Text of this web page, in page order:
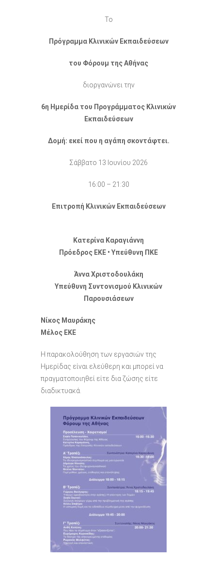
Το
Πρόγραμμα Κλινικών Εκπαιδεύσεων
του Φόρουμ της Αθήνας
διοργανώνει την
6η Ημερίδα του Προγράμματος Κλινικών
Εκπαιδεύσεων
Δομή: εκεί που η αγάπη σκοντάφτει.
Σάββατο 13 Ιουνίου 2026
16:00 – 21:30
Επιτροπή Κλινικών Εκπαιδεύσεων
Κατερίνα Καραγιάννη
Πρόεδρος ΕΚΕ • Υπεύθυνη ΠΚΕ
Άννα Χριστοδουλάκη
Υπεύθυνη Συντονισμού Κλινικών
Παρουσιάσεων
Νίκος Μαυράκης
Μέλος ΕΚΕ
Η παρακολούθηση των εργασιών της
Ημερίδας είναι ελεύθερη και μπορεί να
πραγματοποιηθεί είτε δια ζώσης είτε
διαδικτυακά.